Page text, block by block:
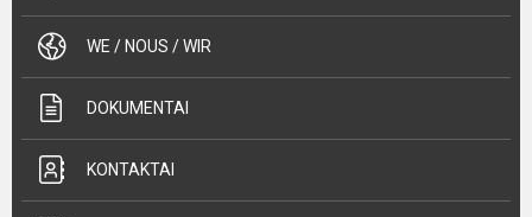
WE / NOUS / WIR
DOKUMENTAI
KONTAKTAI